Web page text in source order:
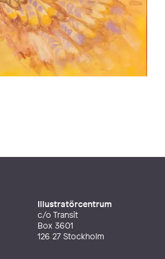
Illustratörcentrum
c/o Transit
Box 3601
126 27 Stockholm